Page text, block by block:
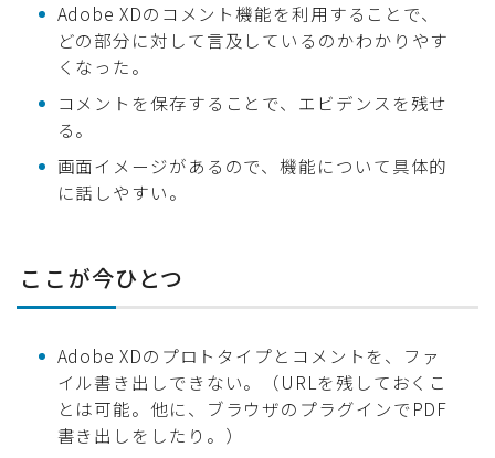
Adobe XDのコメント機能を利用することで、
どの部分に対して言及しているのかわかりやす
くなった。
コメントを保存することで、エビデンスを残せ
る。
画面イメージがあるので、機能について具体的
に話しやすい。
ここが今ひとつ
Adobe XDのプロトタイプとコメントを、ファ
イル書き出しできない。（URLを残しておくこ
とは可能。他に、ブラウザのプラグインでPDF
書き出しをしたり。）